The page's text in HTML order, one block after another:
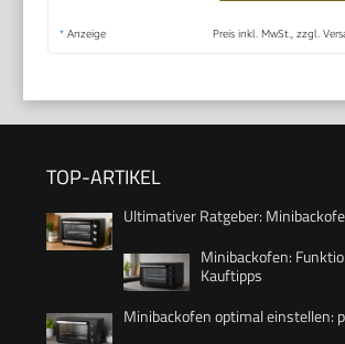
* Anzeige Preis inkl. MwSt., zzgl.
TOP-ARTIKEL
Ultimativer Ratgeber:
Minibackofen:
Kauftipps
Minibackofen optimal einstellen: